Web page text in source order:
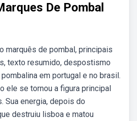
De Pombal
marquês de pombal, principais
texto resumido, despostismo
em portugal e no brasil.
ele se tornou a figura principal
Sua energia, depois do
destruiu lisboa e matou